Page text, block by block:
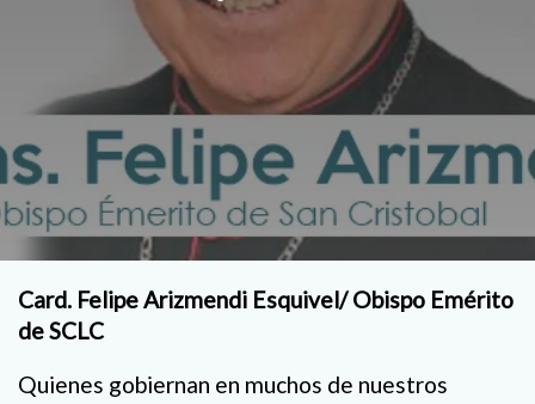
Card. Felipe Arizmendi Esquivel/ Obispo Emérito
de SCLC
Quienes gobiernan en muchos de nuestros